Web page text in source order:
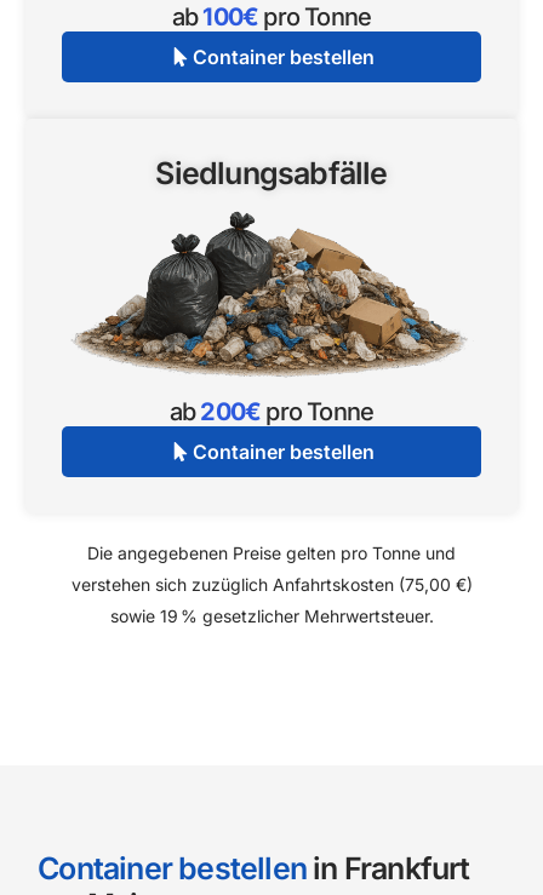
ab100€ pro Tonne
Container bestellen
Siedlungsabfälle
ab200€ pro Tonne
Container bestellen
Die angegebenen Preise gelten pro Tonne und
verstehen sich zuzüglich Anfahrtskosten (75,00 €)
sowie 19 % gesetzlicher Mehrwertsteuer.
Container bestellen in Frankfurt